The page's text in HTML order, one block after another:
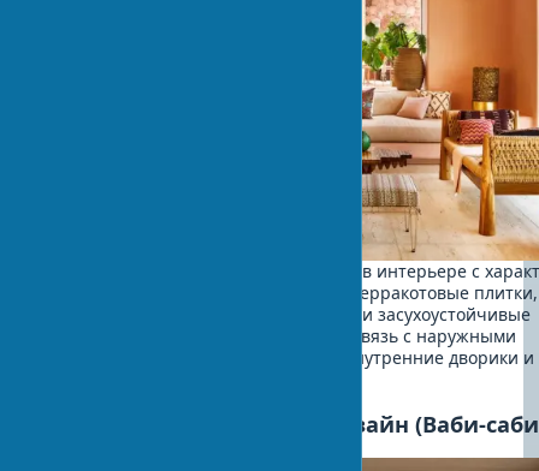
Сочетает в себе элементы биофилии в интерьере с
для региона текстурами и цветами: терракотовые плитки,
беленые стены, лавандовые оттенки и засухоустойчивые
растения. Этот стиль подчеркивает связь с наружными
пространствами и часто включает внутренние дворики и
Японский биофильный дизайн (Ваби-